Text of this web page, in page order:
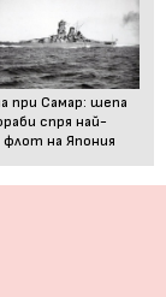
при Самар: шепа
спря най-
на Япония